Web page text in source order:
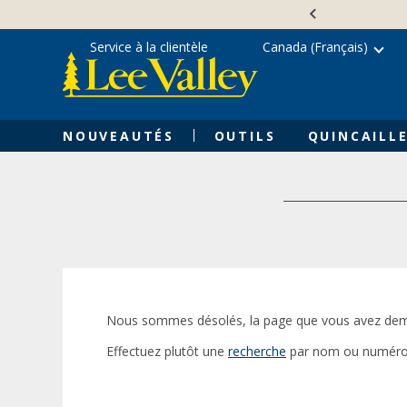
content
NOUVEAUTÉS OUTILS
Service à la clientèle Canada (Français)
Nous sommes désolés, la page que vous avez
Effectuez plutôt une recherche par nom ou